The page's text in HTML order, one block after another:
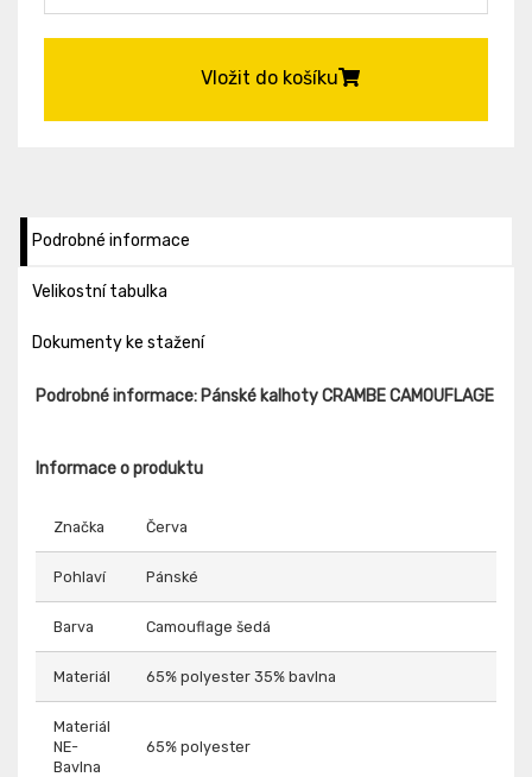
Vložit do košíku
Podrobné informace
Velikostní tabulka
Dokumenty ke stažení
Podrobné informace: Pánské kalhoty CRAMBE CAMOUFLAGE
Informace o produktu
Značka Červa
Pohlaví Pánské
Barva Camouflage šedá
Materiál 65% polyester 35% bavlna
Materiál
NE-
Bavlna
65% polyester